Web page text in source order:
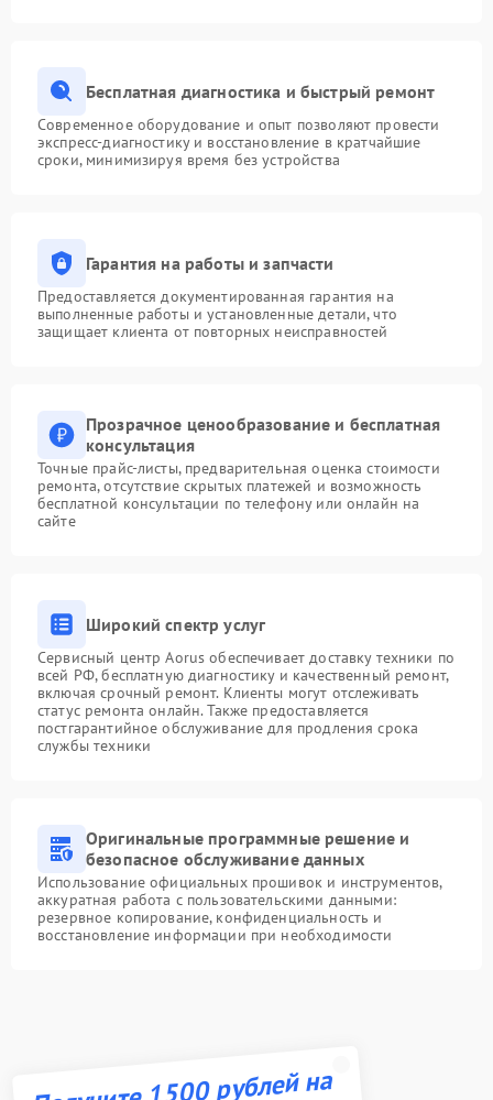
Бесплатная диагностика и быстрый ремонт
Современное оборудование и опыт позволяют провести
экспресс-диагностику и восстановление в кратчайшие
сроки, минимизируя время без устройства
Гарантия на работы и запчасти
Предоставляется документированная гарантия на
выполненные работы и установленные детали, что
защищает клиента от повторных неисправностей
Прозрачное ценообразование и бесплатная
консультация
Точные прайс-листы, предварительная оценка стоимости
ремонта, отсутствие скрытых платежей и возможность
бесплатной консультации по телефону или онлайн на
сайте
Широкий спектр услуг
Сервисный центр Aorus обеспечивает доставку техники по
всей РФ, бесплатную диагностику и качественный ремонт,
включая срочный ремонт. Клиенты могут отслеживать
статус ремонта онлайн. Также предоставляется
постгарантийное обслуживание для продления срока
службы техники
Оригинальные программные решение и
безопасное обслуживание данных
Использование официальных прошивок и инструментов,
аккуратная работа с пользовательскими данными:
резервное копирование, конфиденциальность и
восстановление информации при необходимости